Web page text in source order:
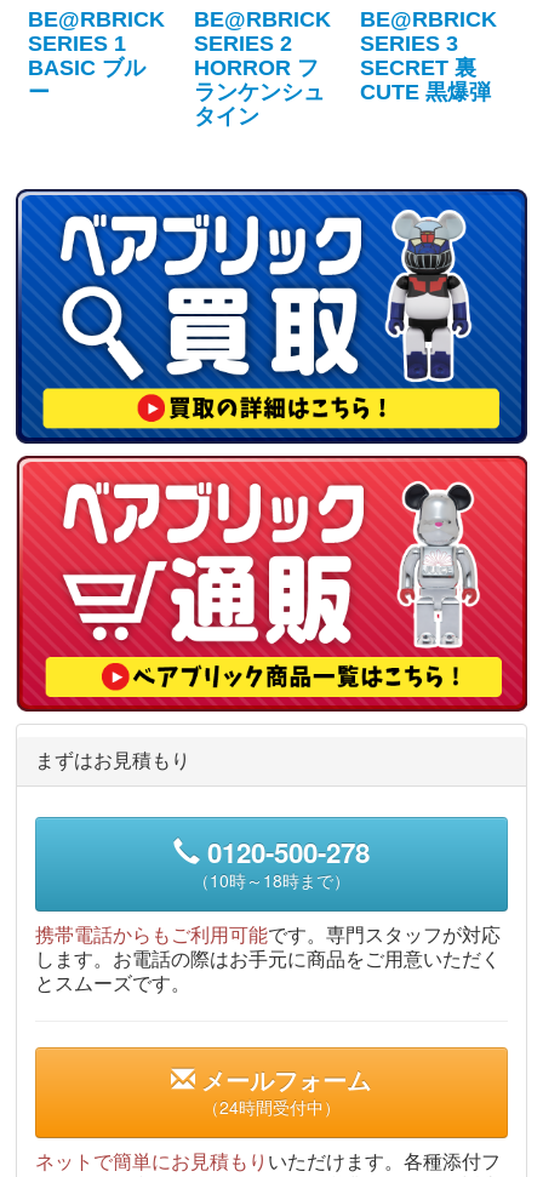
BE@RBRICK
SERIES 1
BASIC ブル
ー
BE@RBRICK
SERIES 2
HORROR フ
ランケンシュ
タイン
BE@RBRICK
SERIES 3
SECRET 裏
CUTE 黒爆弾
まずはお見積もり
0120-500-278
（10時～18時まで）
携帯電話からもご利用可能です。専門スタッフが対応
します。お電話の際はお手元に商品をご用意いただく
とスムーズです。
メールフォーム
（24時間受付中）
ネットで簡単にお見積もり いただけます。各種添付フ